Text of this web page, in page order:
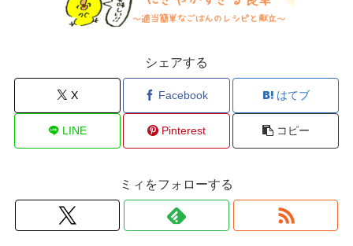
シェアする
X Facebook はてブ
LINE Pinterest コピー
ミィをフォローする